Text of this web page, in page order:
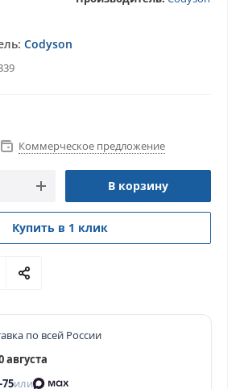
Codyson
Коммерческое предложение
В корзину
Купить в 1 клик
по всей России
августа
75или